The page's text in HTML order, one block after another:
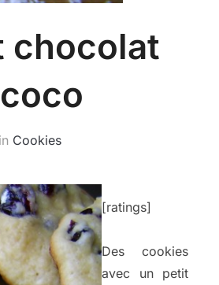
chocolat
in Cookies
[ratings]
Des cookies
avec un petit